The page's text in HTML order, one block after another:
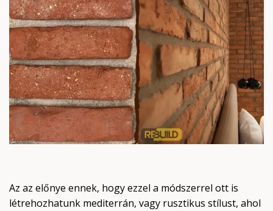
Az az előnye ennek, hogy ezzel a módszerrel ott is
létrehozhatunk mediterrán, vagy rusztikus stílust, ahol